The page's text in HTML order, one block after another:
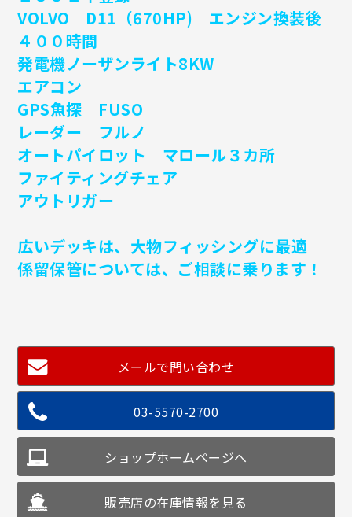
VOLVO D11（670HP) エンジン換装後
４００時間
発電機ノーザンライト8KW
エアコン
GPS魚探 FUSO
レーダー フルノ
オートパイロット マロール３カ所
ファイティングチェア
アウトリガー
広いデッキは、大物フィッシングに最適
係留保管については、ご相談に乗ります！
メールで問い合わせ
03-5570-2700
ショップホームページへ
販売店の在庫情報を見る